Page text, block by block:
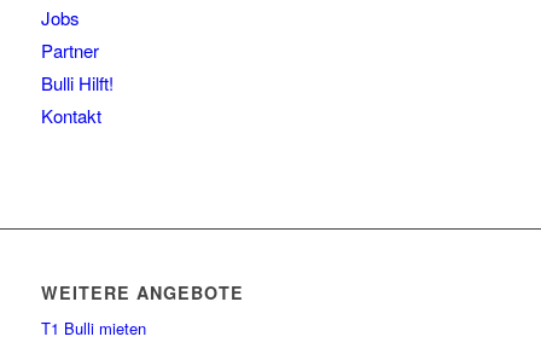
Jobs
Partner
Bulli Hilft!
Kontakt
WEITERE ANGEBOTE
T1 Bulli mieten